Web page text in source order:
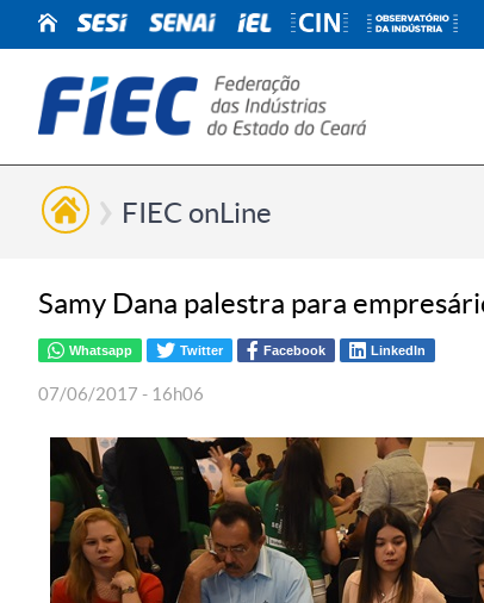
FIEC onLine
Samy Dana palestra para
Whatsapp Twitter Facebook LinkedIn
07/06/2017 - 16h06